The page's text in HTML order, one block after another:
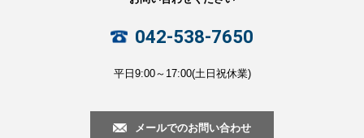
042-538-7650
平日9:00～17:00(土日祝休業)
メールでのお問い合わせ